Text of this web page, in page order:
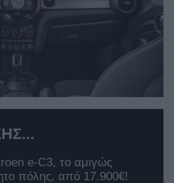
e-C3, το αμιγώς
πόλης, από 17.900€!